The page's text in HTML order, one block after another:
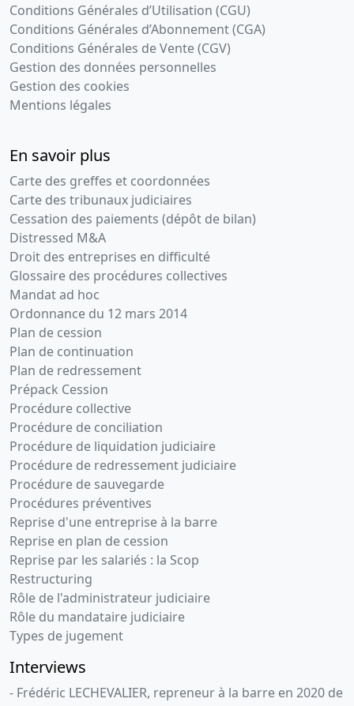
Conditions Générales d’Utilisation (CGU)
Conditions Générales d’Abonnement (CGA)
Conditions Générales de Vente (CGV)
Gestion des données personnelles
Gestion des cookies
Mentions légales
En savoir plus
Carte des greffes et coordonnées
Carte des tribunaux judiciaires
Cessation des paiements (dépôt de bilan)
Distressed M&A
Droit des entreprises en difficulté
Glossaire des procédures collectives
Mandat ad hoc
Ordonnance du 12 mars 2014
Plan de cession
Plan de continuation
Plan de redressement
Prépack Cession
Procédure collective
Procédure de conciliation
Procédure de liquidation judiciaire
Procédure de redressement judiciaire
Procédure de sauvegarde
Procédures préventives
Reprise d'une entreprise à la barre
Reprise en plan de cession
Reprise par les salariés : la Scop
Restructuring
Rôle de l'administrateur judiciaire
Rôle du mandataire judiciaire
Types de jugement
Interviews
- Frédéric LECHEVALIER, repreneur à la barre en 2020 de